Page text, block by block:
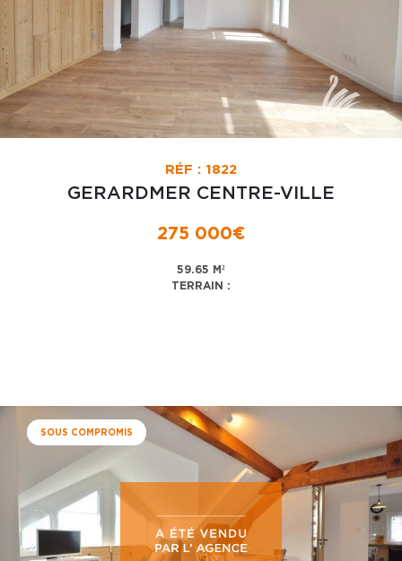
RÉF : 1822
GERARDMER CENTRE-VILLE
275 000€
59.65 M²
TERRAIN :
SOUS COMPROMIS